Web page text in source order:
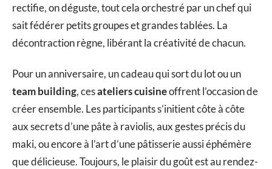
rectifie, on déguste, tout cela orchestré par un chef qui
sait fédérer petits groupes et grandes tablées. La
décontraction règne, libérant la créativité de chacun.
Pour un anniversaire, un cadeau qui sort du lot ou un
team building, cesateliers cuisineoffrent l’occasion de
créer ensemble. Les participants s’initient côte à côte
aux secrets d’une pâte à raviolis, aux gestes précis du
maki, ou encore à l’art d’une pâtisserie aussi éphémère
que délicieuse. Toujours, le plaisir du goût est au rendez-